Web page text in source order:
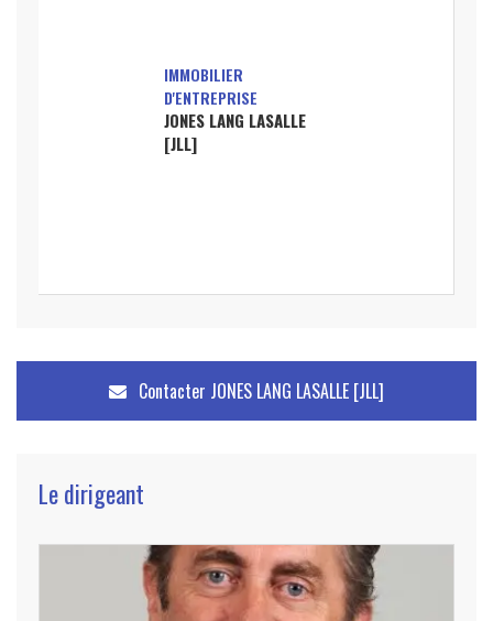
IMMOBILIER
D'ENTREPRISE
JONES LANG LASALLE
[JLL]
Contacter JONES LANG LASALLE [JLL]
Le dirigeant